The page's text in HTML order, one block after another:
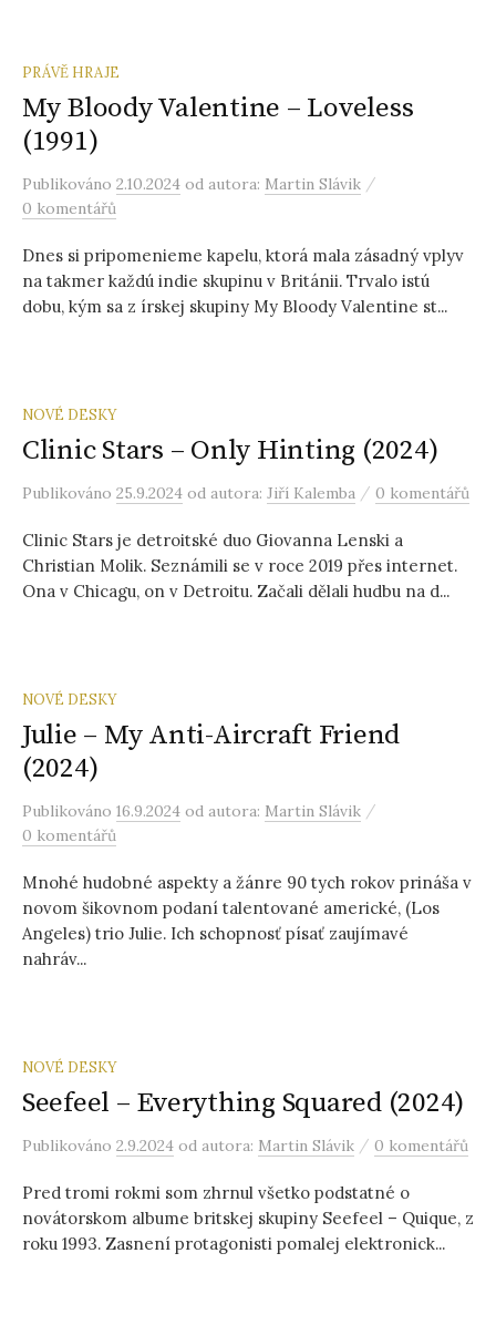
PRÁVĚ HRAJE
My Bloody Valentine – Loveless
(1991)
Publikováno 2.10.2024 od autora: Martin Slávik /
0 komentářů
Dnes si pripomenieme kapelu, ktorá mala zásadný vplyv
na takmer každú indie skupinu v Británii. Trvalo istú
dobu, kým sa z írskej skupiny My Bloody Valentine st...
NOVÉ DESKY
Clinic Stars – Only Hinting (2024)
Publikováno 25.9.2024 od autora: Jiří Kalemba / 0 komentářů
Clinic Stars je detroitské duo Giovanna Lenski a
Christian Molik. Seznámili se v roce 2019 přes internet.
Ona v Chicagu, on v Detroitu. Začali dělali hudbu na d...
NOVÉ DESKY
Julie – My Anti-Aircraft Friend
(2024)
Publikováno 16.9.2024 od autora: Martin Slávik /
0 komentářů
Mnohé hudobné aspekty a žánre 90 tych rokov prináša v
novom šikovnom podaní talentované americké, (Los
Angeles) trio Julie. Ich schopnosť písať zaujímavé
nahráv...
NOVÉ DESKY
Seefeel – Everything Squared (2024)
Publikováno 2.9.2024 od autora: Martin Slávik / 0 komentářů
Pred tromi rokmi som zhrnul všetko podstatné o
novátorskom albume britskej skupiny Seefeel – Quique, z
roku 1993. Zasnení protagonisti pomalej elektronick...